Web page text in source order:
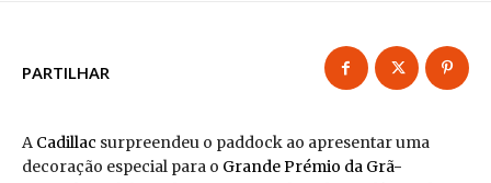
PARTILHAR
A Cadillac surpreendeu o paddock ao apresentar uma
decoração especial para o Grande Prémio da Grã-